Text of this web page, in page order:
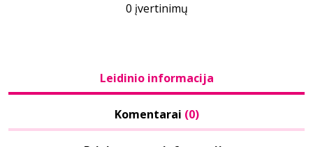
0 įvertinimų
Leidinio informacija
Komentarai (0)